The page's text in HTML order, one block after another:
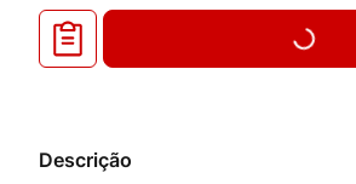
Descrição